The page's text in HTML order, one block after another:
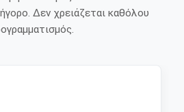
Δεν χρειάζεται καθόλου